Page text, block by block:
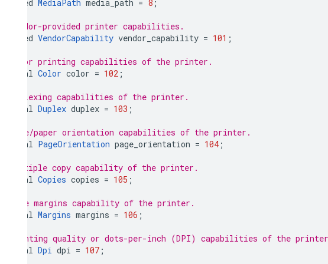
repeated MediaPath media_path = 8 ;
// Vendor-provided printer capabilities.
repeated VendorCapability vendor_capability = 101 ;
// Color printing capabilities of the printer.
optional Color color = 102 ;
// Duplexing capabilities of the printer.
optional Duplex duplex = 103 ;
// Page/paper orientation capabilities of the printer.
optional PageOrientation page_orientation = 104 ;
// Multiple copy capability of the printer.
optional Copies copies = 105 ;
// Page margins capability of the printer.
optional Margins margins = 106 ;
// Printing quality or dots-per-inch (DPI) capabilities of the
optional Dpi dpi = 107 ;